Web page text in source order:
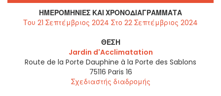
ΗΜΕΡΟΜΗΝΊΕΣ ΚΑΙ ΧΡΟΝΟΔΙΑΓΡΆΜΜΑΤΑ
Του 21 Σεπτέμβριος 2024 Στο 22 Σεπτέμβριος 2024
ΘΈΣΗ
Jardin d'Acclimatation
Route de la Porte Dauphine à la Porte des Sablons
75116 Paris 16
Σχεδιαστής διαδρομής